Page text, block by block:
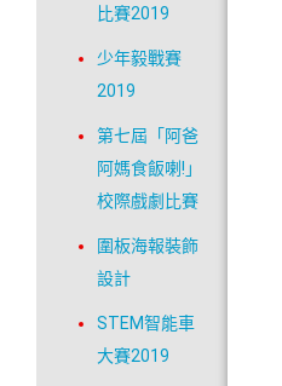
比賽2019
少年毅戰賽
2019
第七屆「阿爸
阿媽食飯喇!」
校際戲劇比賽
圍板海報裝飾
設計
STEM智能車
大賽2019